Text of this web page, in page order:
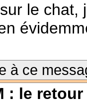
le chat,
à ce
: le retour